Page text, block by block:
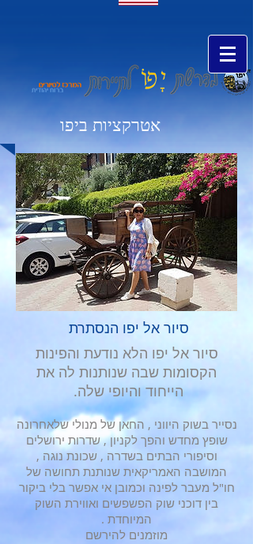
סיור אל יפו הנסתרת
סיור אל יפו הלא נודעת והפינות
הקסומות שבה שנותנות לה את
הייחוד והיופי שלה.
נסייר בשוק היווני , החאן של מנולי שלאחרונה
שופץ מחדש והפך לקניון , שדרות ירושלים
וסיפורי הבתים בשדרה , שכונת נוגה ,
המושבה האמריקאית שנותנת תחושה של
חו"ל מעבר לפינה וכמובן אי אפשר בלי ביקור
בין דוכני שוק הפשפשים ואווירת השוק
המיוחדת .
מוזמנים להירשם
אטרקציות ביפו